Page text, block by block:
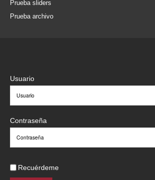
Prueba sliders
Prueba archivo
Usuario
Contraseña
Recuérdeme